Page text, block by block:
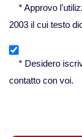
* Approvo
2003 il cui testo
* Desidero
contatto con voi.